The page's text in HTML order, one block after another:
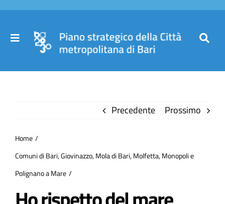
Salta
contenuto
Toggle
Governance
Precedente Prossimo
Home
Comuni di Bari, Giovinazzo, Mola di Bari, Molfetta, Monopoli e
Polignano a Mare